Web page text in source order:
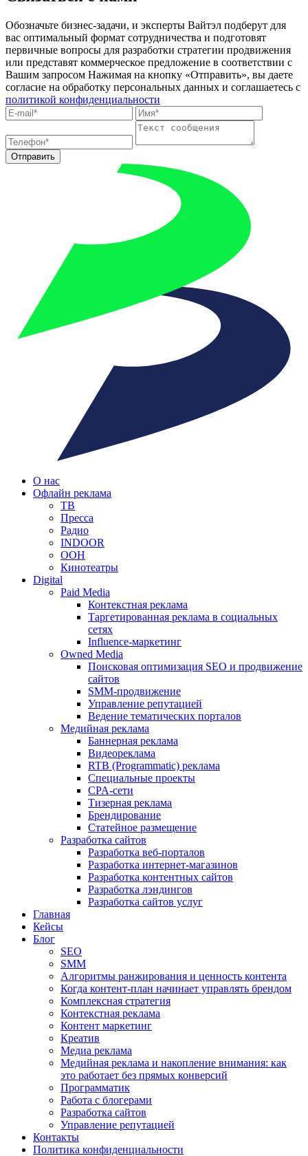
Обозначьте бизнес-задачи, и эксперты Вайтэл подберут для
вас оптимальный формат сотрудничества и подготовят
первичные вопросы для разработки стратегии продвижения
или представят коммерческое предложение в соответствии с
Вашим запросом Нажимая на кнопку «Отправить», вы даете
согласие на обработку персональных данных и соглашаетесь c
политикой конфиденциальности
Отправить
О нас
Офлайн реклама
ТВ
Пресса
Радио
INDOOR
OOH
Кинотеатры
Digital
Paid Media
Контекстная реклама
Таргетированная реклама в социальных
сетях
Influence-маркетинг
Owned Media
Поисковая оптимизация SEO и продвижение
сайтов
SMM-продвижение
Управление репутацией
Ведение тематических порталов
Медийная реклама
Баннерная реклама
Видеореклама
RTB (Programmatic) реклама
Специальные проекты
CPA-сети
Тизерная реклама
Брендирование
Статейное размещение
Разработка сайтов
Разработка веб-порталов
Разработка интернет-магазинов
Разработка контентных сайтов
Разработка лэндингов
Разработка сайтов услуг
Главная
Кейсы
Блог
SEO
SMM
Алгоритмы ранжирования и ценность контента
Когда контент-план начинает управлять брендом
Комплексная стратегия
Контекстная реклама
Контент маркетинг
Креатив
Медиа реклама
Медийная реклама и накопление внимания: как
это работает без прямых конверсий
Программатик
Работа с блогерами
Разработка сайтов
Управление репутацией
Контакты
Политика конфиденциальности